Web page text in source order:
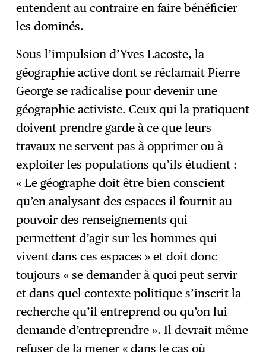
entendent au contraire en faire bénéficier
les dominés.
Sous l’impulsion d’Yves Lacoste, la
géographie active dont se réclamait Pierre
George se radicalise pour devenir une
géographie activiste. Ceux qui la pratiquent
doivent prendre garde à ce que leurs
travaux ne servent pas à opprimer ou à
exploiter les populations qu’ils étudient :
« Le géographe doit être bien conscient
qu’en analysant des espaces il fournit au
pouvoir des renseignements qui
permettent d’agir sur les hommes qui
vivent dans ces espaces » et doit donc
toujours « se demander à quoi peut servir
et dans quel contexte politique s’inscrit la
recherche qu’il entreprend ou qu’on lui
demande d’entreprendre ». Il devrait même
refuser de la mener « dans le cas où